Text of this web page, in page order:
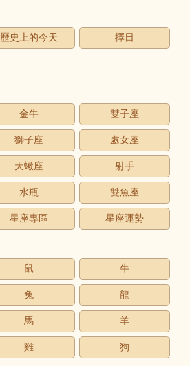
歷史上的今天 擇日
金牛 雙子座
獅子座 處女座
天蠍座 射手
水瓶 雙魚座
星座專區 星座運勢
鼠 牛
兔 龍
馬 羊
雞 狗